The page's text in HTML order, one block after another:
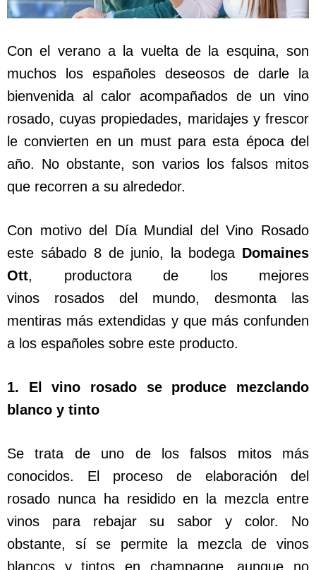
Con el verano a la vuelta de la esquina, son
muchos los españoles deseosos de darle la
bienvenida al calor acompañados de un vino
rosado, cuyas propiedades, maridajes y frescor
le convierten en un must para esta época del
año. No obstante, son varios los falsos mitos
que recorren a su alrededor.
Con motivo del Día Mundial del Vino Rosado
este sábado 8 de junio, la bodega Domaines
Ott, productora de los mejores
vinos rosados del mundo, desmonta las
mentiras más extendidas y que más confunden
a los españoles sobre este producto.
1. El vino rosado se produce mezclando
blanco y tinto
Se trata de uno de los falsos mitos más
conocidos. El proceso de elaboración del
rosado nunca ha residido en la mezcla entre
vinos para rebajar su sabor y color. No
obstante, sí se permite la mezcla de vinos
blancos y tintos en champagne, aunque no